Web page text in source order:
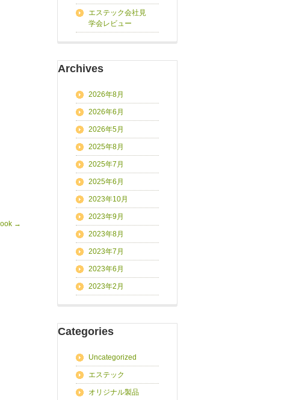
→
エステック会社見
学会レビュー
Archives
2026年8月
2026年6月
2026年5月
2025年8月
2025年7月
2025年6月
2023年10月
2023年9月
2023年8月
2023年7月
2023年6月
2023年2月
Categories
Uncategorized
エステック
オリジナル製品